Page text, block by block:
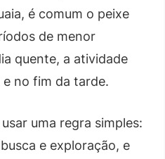
é comum o peixe
de menor
quente, a atividade
no fim da tarde.
uma regra simples:
e exploração, e